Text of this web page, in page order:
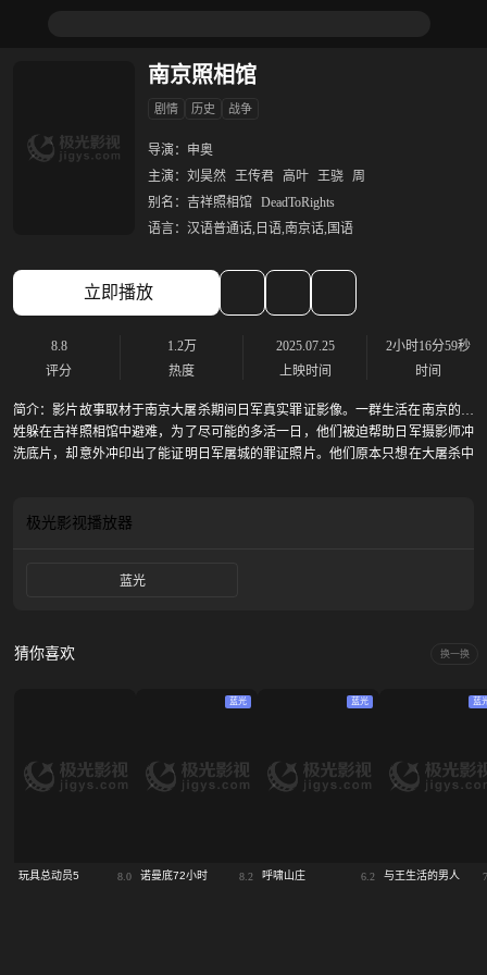
南京照相馆
剧情 历史 战争
导演： 申奥
主演： 刘昊然 王传君 高叶 王骁 周
别名： 吉祥照相馆 DeadToRights
语言： 汉语普通话,日语,南京话,国语
立即播放
8.8
评分
1.2万
热度
2025.07.25
上映时间
2小时16分59秒
时间
简介：影片故事取材于南京大屠杀期间日军真实罪证影像。一群生活在南京的百
姓躲在吉祥照相馆中避难，为了尽可能的多活一日，他们被迫帮助日军摄影师冲
洗底片，却意外冲印出了能证明日军屠城的罪证照片。他们原本只想在大屠杀中
极光影视播放器
蓝光
猜你喜欢 换一换
玩具总动员5 8.0
蓝光
诺曼底72小时 8.2
蓝光
呼啸山庄 6.2
蓝
与王生活的男人